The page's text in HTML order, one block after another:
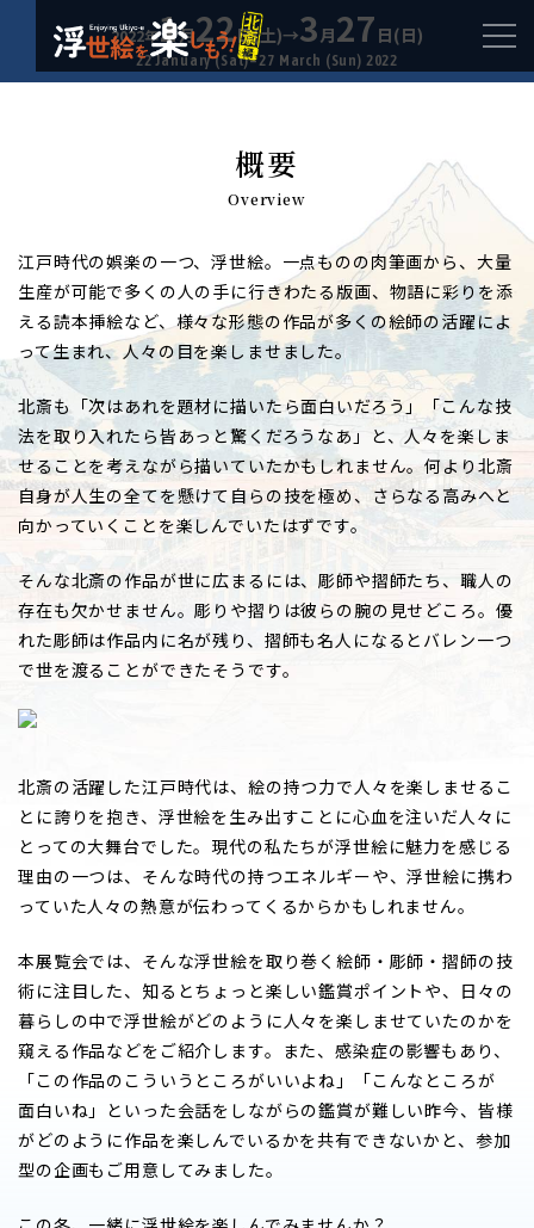
2022年1月22日(土)→3月27 日(日)
22 January (Sat)–27 March (Sun) 2022
概要
Overview
江戸時代の娯楽の一つ、浮世絵。一点ものの肉筆画から、大量
生産が可能で多くの人の手に行きわたる版画、物語に彩りを添
える読本挿絵など、様々な形態の作品が多くの絵師の活躍によ
って生まれ、人々の目を楽しませました。
北斎も「次はあれを題材に描いたら面白いだろう」「こんな技
法を取り入れたら皆あっと驚くだろうなあ」と、人々を楽しま
せることを考えながら描いていたかもしれません。何より北斎
自身が人生の全てを懸けて自らの技を極め、さらなる高みへと
向かっていくことを楽しんでいたはずです。
そんな北斎の作品が世に広まるには、彫師や摺師たち、職人の
存在も欠かせません。彫りや摺りは彼らの腕の見せどころ。優
れた彫師は作品内に名が残り、摺師も名人になるとバレン一つ
で世を渡ることができたそうです。
北斎の活躍した江戸時代は、絵の持つ力で人々を楽しませるこ
とに誇りを抱き、浮世絵を生み出すことに心血を注いだ人々に
とっての大舞台でした。現代の私たちが浮世絵に魅力を感じる
理由の一つは、そんな時代の持つエネルギーや、浮世絵に携わ
っていた人々の熱意が伝わってくるからかもしれません。
本展覧会では、そんな浮世絵を取り巻く絵師・彫師・摺師の技
術に注目した、知るとちょっと楽しい鑑賞ポイントや、日々の
暮らしの中で浮世絵がどのように人々を楽しませていたのかを
窺える作品などをご紹介します。また、感染症の影響もあり、
「この作品のこういうところがいいよね」「こんなところが
面白いね」といった会話をしながらの鑑賞が難しい昨今、皆様
がどのように作品を楽しんでいるかを共有できないかと、参加
型の企画もご用意してみました。